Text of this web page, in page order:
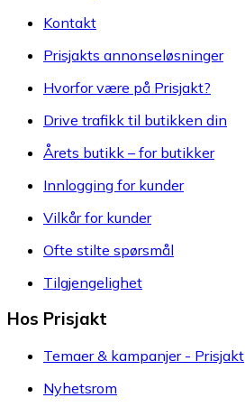
Kontakt
Prisjakts annonseløsninger
Hvorfor være på Prisjakt?
Drive trafikk til butikken din
Årets butikk – for butikker
Innlogging for kunder
Vilkår for kunder
Ofte stilte spørsmål
Tilgjengelighet
Hos Prisjakt
Temaer & kampanjer - Prisjakt
Nyhetsrom